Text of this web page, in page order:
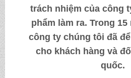
trách nhiệm của công
phẩm làm ra. Trong
công ty chúng tôi đã
cho khách hàng và
quốc.